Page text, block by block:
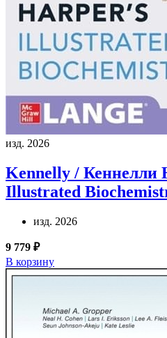
изд. 2026
Kennelly / Кеннелли
Illustrated
изд. 2026
9 779 ₽
В корзину